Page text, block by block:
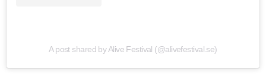
A post shared by Alive Festival (@alivefestival.se)